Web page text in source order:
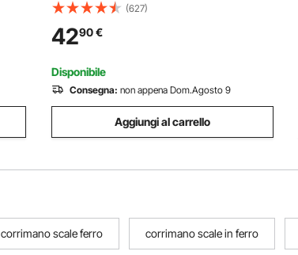
Acciaio, Corrimano per Scale in Tubi 4
Pezzi, Ringhiera Passamano Montaggio
a Parete Capacità 200 kg Corrimano
Maniglia
(627)
4290€
Disponibile
Consegna: non appena Dom.Agosto 9
Aggiungi al carrello
corrimano scale ferro corrimano scale in ferro